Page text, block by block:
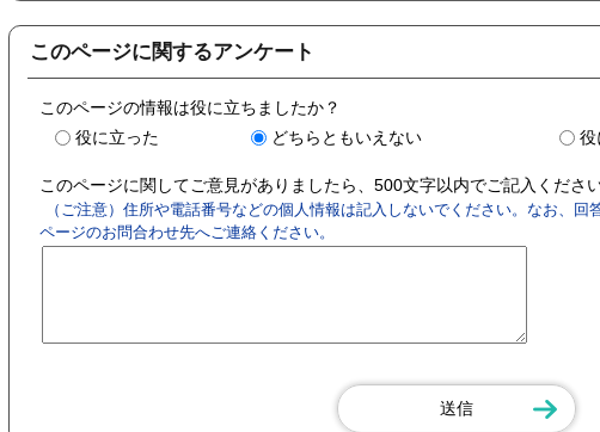
このページに関するアンケート
このページの情報は役に立ちましたか？
役に立った
どちらともいえない 役
このページに関してご意見がありましたら、500文字以内でご記入くださ
（ご注意）住所や電話番号などの個人情報は記入しないでください。なお、
ページのお問合わせ先へご連絡ください。